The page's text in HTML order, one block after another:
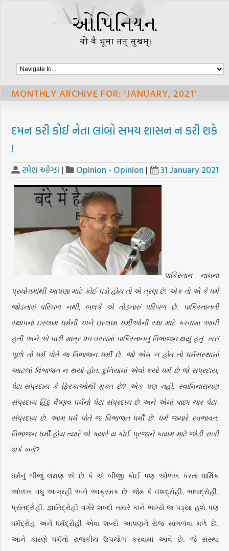
MONTHLY ARCHIVE FOR: 'JANUARY, 2021'
દમન કરી કોઈ નેતા લાંબો સમય શાસન ન કરી શકે
!
રમેશ ઓઝા | Opinion - Opinion | 31 January 2021
પાકિસ્તાન નામના
પ્રયોગમાંથી આપણા માટે કોઈ ધડો હોય તો એ ત્રણ છે. એક તો એ કે ધર્મ
જોડનારું પરિબળ નથી, બલકે એ તોડનારું પરિબળ છે. પાકિસ્તાનની
સ્થાપના ઇસ્લામ ધર્મની અને ઇસ્લામ ધર્મીઓની રક્ષા માટે કરવામાં આવી
હતી અને એ પછી માત્ર ૨૫ વરસમાં પાકિસ્તાનનું વિભાજન થયું હતું. ખરું
પૂછો તો ધર્મ પોતે જ વિભાજન ધર્મી છે. જો એમ ન હોત તો ધર્મસંસ્થામાં
આટલાં વિભાજન ન થયાં હોત. દુનિયામાં એવો કયો ધર્મ છે જે સંપ્રદાય,
પેટા-સંપ્રદાય કે ફિરકાઓથી મુક્ત છે? એક પણ નહીં. સ્વામિનારાયણ
સંપ્રદાય હિંદુ વૈષ્ણવ ધર્મનો પેટા સંપ્રદાય છે અને એમાં પાછા ચાર પેટા-
સંપ્રદાય છે. આમ ધર્મ પોતે જ વિભાજન ધર્મી છે. ધર્મ જ્યારે સ્વભાવત:
વિભાજન ધર્મી હોય ત્યારે એ ક્યારે ય કોઈ પ્રજાને કાયમ માટે જોડી રાખી
શકે ખરો?
ધર્મનું બીજું લક્ષણ એ છે કે એ બીજી કોઈ પણ ઓળખ કરતાં ધાર્મિક
ઓળખ વધુ આગ્રહી અને આક્રમક છે. જેમ કે વંશદ્રોહી, ભાષાદ્રોહી,
પ્રાંતદ્રોહી, જ્ઞાતિદ્રોહી વગેરે શબ્દો તમારે કાને ભાગ્યે જ પડ્યા હશે પણ
ધર્મદ્રોહ અને ધર્મદ્રોહી એવા શબ્દો આપણને રોજ સાંભળવા મળે છે.
આને કારણે ધર્મનો રાજકીય ઉપયોગ કરવામાં આવે છે. જે સંસ્થા